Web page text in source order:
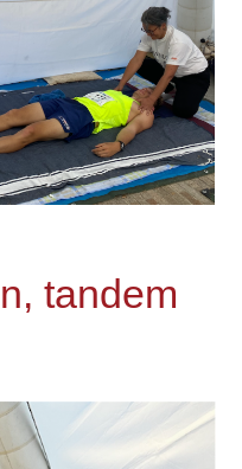
tandem